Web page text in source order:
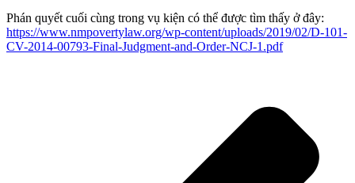
Phán quyết cuối cùng trong vụ kiện có thể được tìm thấy ở đây:
https://www.nmpovertylaw.org/wp-content/uploads/2019/02/D-101-
CV-2014-00793-Final-Judgment-and-Order-NCJ-1.pdf